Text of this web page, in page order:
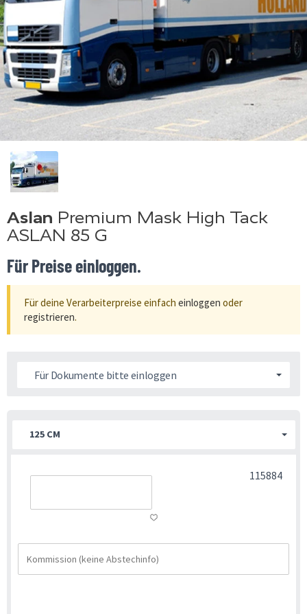
Aslan Premium Mask High Tack
ASLAN 85 G
Für Preise einloggen.
Für deine Verarbeiterpreise einfach einloggen oder
registrieren.
Für Dokumente bitte einloggen
125 CM
115884